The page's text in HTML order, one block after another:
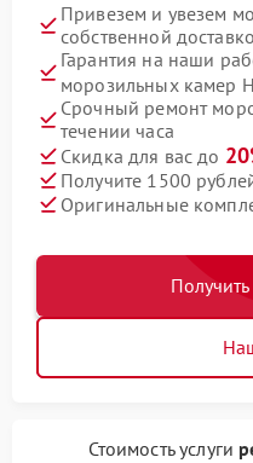
Привезем и увезем
собственной
Гарантия на наши
морозильных камер
Срочный ремонт
течении часа
Скидка для вас до
Получите 1500
Оригинальные
Стоимость услуги